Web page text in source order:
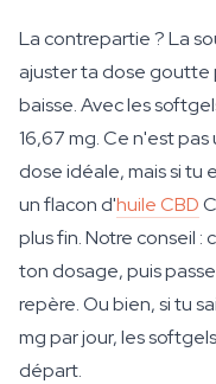
La contrepartie ? La
ajuster ta dose goutte
baisse. Avec les
16,67 mg. Ce n'est
dose idéale, mais si tu
un flacon d'huile CBD
plus fin. Notre conseil
ton dosage, puis
repère. Ou bien, si tu
mg par jour, les
départ.